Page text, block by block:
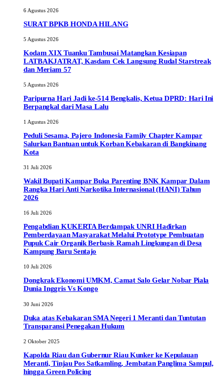
6 Agustus 2026
SURAT BPKB HONDA HILANG
5 Agustus 2026
Kodam XIX Tuanku Tambusai Matangkan Kesiapan
LATBAKJATRAT, Kasdam Cek Langsung Rudal Starstreak
dan Meriam 57
5 Agustus 2026
Paripurna Hari Jadi ke-514 Bengkalis, Ketua DPRD: Hari Ini
Berpangkal dari Masa Lalu
1 Agustus 2026
Peduli Sesama, Pajero Indonesia Family Chapter Kampar
Salurkan Bantuan untuk Korban Kebakaran di Bangkinang
Kota
31 Juli 2026
Wakil Bupati Kampar Buka Parenting BNK Kampar Dalam
Rangka Hari Anti Narkotika Internasional (HANI) Tahun
2026
16 Juli 2026
Pengabdian KUKERTA Berdampak UNRI Hadirkan
Pemberdayaan Masyarakat Melalui Prototype Pembuatan
Pupuk Cair Organik Berbasis Ramah Lingkungan di Desa
Kampung Baru Sentajo
10 Juli 2026
Dongkrak Ekonomi UMKM, Camat Salo Gelar Nobar Piala
Dunia Inggris Vs Kongo
30 Juni 2026
Duka atas Kebakaran SMA Negeri 1 Meranti dan Tuntutan
Transparansi Penegakan Hukum
2 Oktober 2025
Kapolda Riau dan Gubernur Riau Kunker ke Kepulauan
Meranti, Tinjau Pos Satkamling, Jembatan Panglima Sampul,
hingga Green Policing